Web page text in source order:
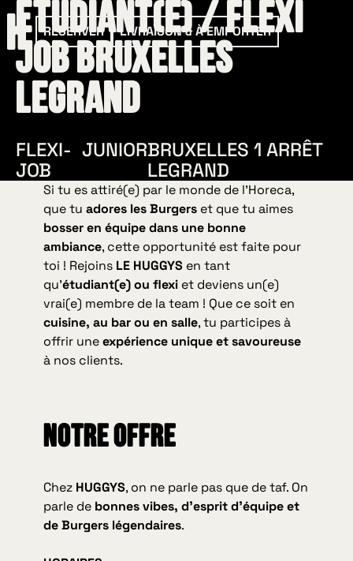
RÉSERVER LIVRAISON & À EMPORTER
Étudiant(e) / Flexi
Job Bruxelles
Legrand
FLEXI-
JOB
JUNIORBRUXELLES 1 ARRÊT
LEGRAND
Si tu es attiré(e) par le monde de l’Horeca,
que tuadores les Burgers et que tu aimes
bosser en équipe dans une bonne
ambiance, cette opportunité est faite pour
toi ! Rejoins LE HUGGYS en tant
qu’étudiant(e) ou flexi et deviens un(e)
vrai(e) membre de la team ! Que ce soit en
cuisine, au bar ou en salle, tu participes à
offrir uneexpérience unique et savoureuse
à nos clients.
Notre offre
Chez HUGGYS, on ne parle pas que de taf. On
parle de bonnes vibes, d’esprit d’équipe et
de Burgers légendaires.